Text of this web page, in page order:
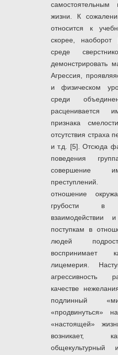
жизни. К
относится к
скорее,
среде
демонстрировать
Агрессия,
и физическом
среди
расценивается
признака
отсутствия страха
и т.д. [5]. Отсюда
поведения
совершение
преступлений.
отношение
грубости в
взаимодействии
поступкам в
людей
воспринимает
лицемерия.
агрессивность
качестве
подлинный
«продвинуться»
«настоящей»
возникает,
общекультурный